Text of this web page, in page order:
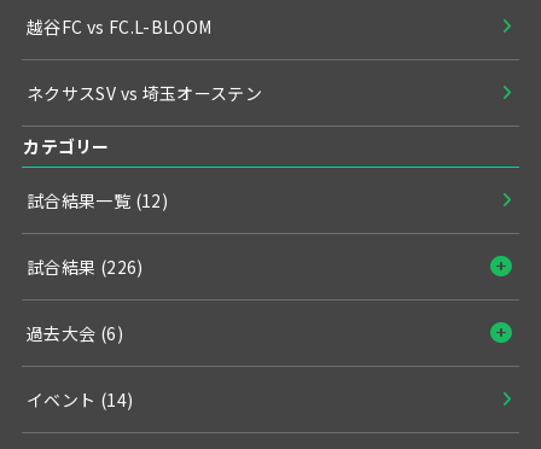
越谷FC vs FC.L-BLOOM
ネクサスSV vs 埼玉オーステン
カテゴリー
試合結果一覧 (12)
試合結果 (226)
過去大会 (6)
イベント (14)